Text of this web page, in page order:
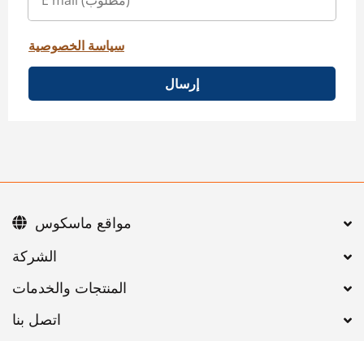
سياسة الخصوصية
إرسال
اتصل بنا
مواقع ماسكوس